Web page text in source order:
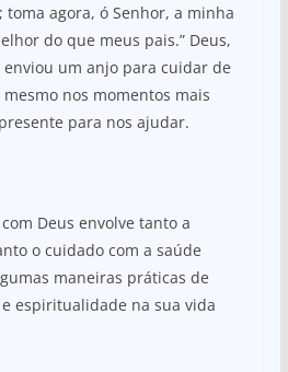
toma agora, ó Senhor, a minha
do que meus pais.” Deus,
um anjo para cuidar de
nos momentos mais
para nos ajudar.
Deus envolve tanto a
o cuidado com a saúde
maneiras práticas de
espiritualidade na sua vida